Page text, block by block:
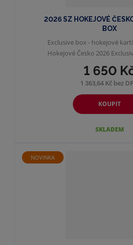
2026 SZ HOKEJOVÉ
BOX
1 650
1 363,64 Kč bez
KOUPIT
SKLADEM
Exclusive box - hokejové
Hokejové Česko 2026
NOVINKA